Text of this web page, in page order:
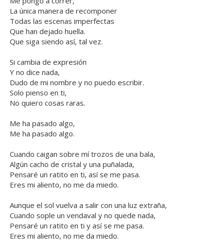
La única manera de recomponer
Todas las escenas imperfectas
Que han dejado huella.
Que siga siendo así, tal vez.
Si cambia de expresión
Y no dice nada,
Dudo de mi nombre y no puedo escribir.
Solo pienso en ti,
No quiero cosas raras.
Me ha pasado algo,
Me ha pasado algo.
Cuando caigan sobre mí trozos de una bala,
Algún cacho de cristal y una puñalada,
Pensaré un ratito en ti, así se me pasa.
Eres mi aliento, no me da miedo.
Aunque el sol vuelva a salir con una luz extraña,
Cuando sople un vendaval y no quede nada,
Pensaré un ratito en ti y así se me pasa.
Eres mi aliento, no me da miedo.